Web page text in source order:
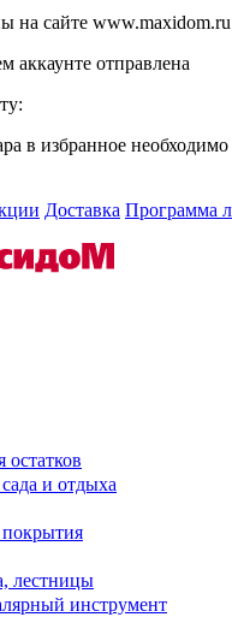
на сайте
отправлена
в избранное
Доставка Программа
и отдыха
лестницы
инструмент